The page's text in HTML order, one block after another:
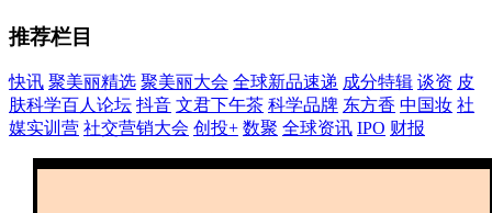
中国妆
实训营
创投+
推荐栏目
快讯 聚美丽精选 聚美丽大会 全球新品速递 成分特辑 谈资 皮
肤科学百人论坛 抖音 文君下午茶 科学品牌 东方香 中国妆 社
媒实训营 社交营销大会 创投+ 数聚 全球资讯 IPO 财报